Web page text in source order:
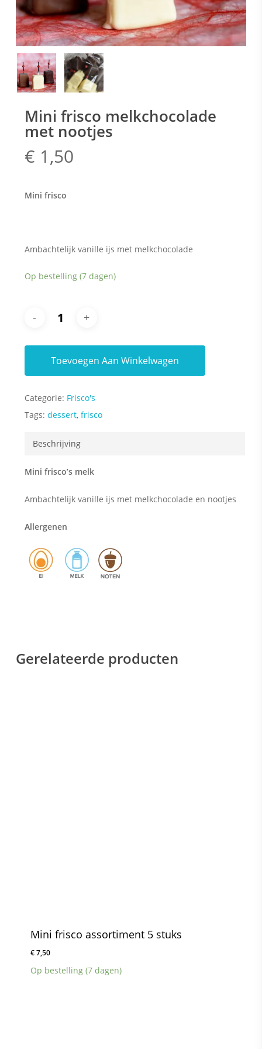
Mini frisco melkchocolade
met nootjes
€ 1,50
Mini frisco
Ambachtelijk vanille ijs met melkchocolade
Op bestelling (7 dagen)
Toevoegen Aan Winkelwagen
Categorie: Frisco's
Tags: dessert, frisco
Beschrijving
Mini frisco’s melk
Ambachtelijk vanille ijs met melkchocolade en nootjes
Allergenen
Gerelateerde producten
Mini frisco assortiment 5 stuks
€7,50
Op bestelling (7 dagen)